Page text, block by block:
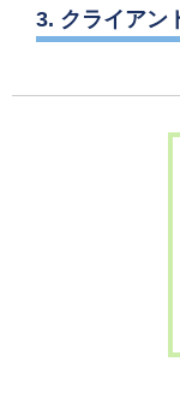
3. クライアン